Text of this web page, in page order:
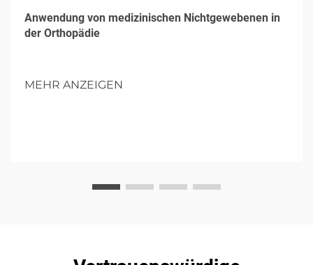
Anwendung von medizinischen Nichtgewebenen in
der Orthopädie
MEHR ANZEIGEN